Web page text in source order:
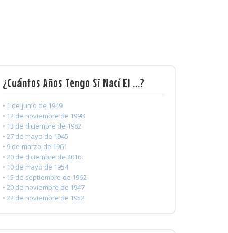
¿Cuántos Años Tengo Si Nací El ...?
• 1 de junio de 1949
• 12 de noviembre de 1998
• 13 de diciembre de 1982
• 27 de mayo de 1945
• 9 de marzo de 1961
• 20 de diciembre de 2016
• 10 de mayo de 1954
• 15 de septiembre de 1962
• 20 de noviembre de 1947
• 22 de noviembre de 1952